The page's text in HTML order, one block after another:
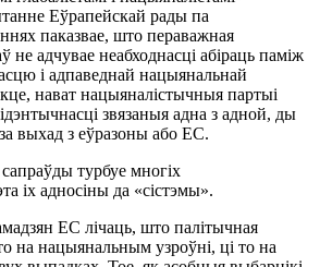
Еўрапейскай рады па
паказвае, што пераважная
не адчувае неабходнасці абіраць паміж
і адпаведнай нацыянальнай
нават нацыяналістычныя партыі
звязаныя адна з адной, ды
выхад з еўразоны або ЕС.
турбуе многіх
іх адносіны да «сістэмы».
ЕС лічаць, што палітычная
на нацыянальным узроўні, ці то на